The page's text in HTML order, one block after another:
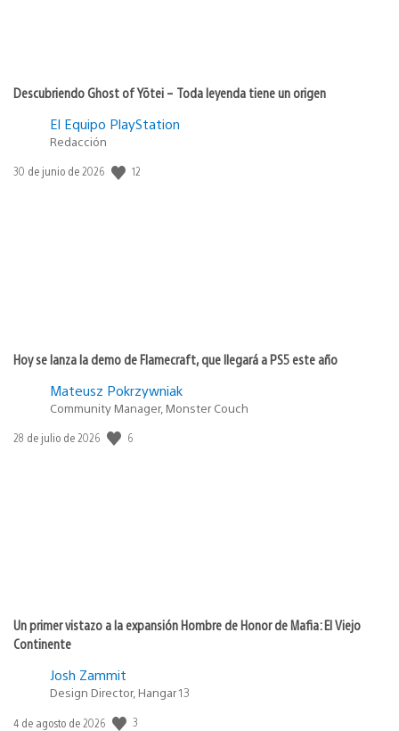
Descubriendo Ghost of Yōtei – Toda leyenda tiene un origen
El Equipo PlayStation
Redacción
Fecha
30 de junio de 2026 12
Hoy se lanza la demo de Flamecraft, que llegará a PS5 este año
Mateusz Pokrzywniak
Community Manager, Monster Couch
Fecha
28 de julio de 2026 6
Un primer vistazo a la expansión Hombre de Honor de Mafia: El Viejo
Continente
Josh Zammit
Design Director, Hangar 13
Fecha
4 de agosto de 2026 3